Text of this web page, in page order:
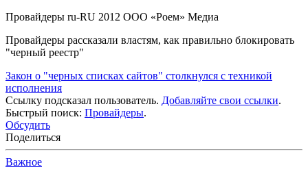
Провайдеры ru-RU 2012 ООО «Роем» Медиа
Провайдеры рассказали властям, как правильно блокировать
"черный реестр"
Закон о "черных списках сайтов" столкнулся с техникой
исполнения
Ссылку подсказал пользователь. Добавляйте свои ссылки.
Быстрый поиск: Провайдеры.
Обсудить
Поделиться
Важное